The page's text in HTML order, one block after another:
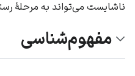
ناشایست می‌تواند به مرحلهٔ
مفهوم‌شناسی